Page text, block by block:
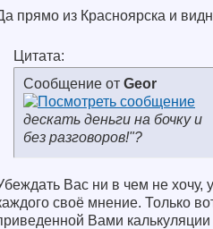
прямо из Красноярска и
Цитата:
Сообщение от Geor
дескать деньги на бочку и
без разговоров!"?
Вас ни в чем не хочу, у
своё мнение. Только
Вами калькуляции